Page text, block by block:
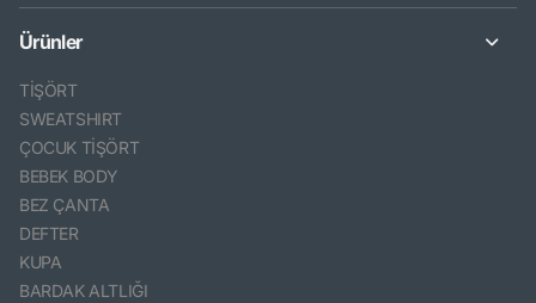
Ürünler
TİŞÖRT
SWEATSHIRT
ÇOCUK TİŞÖRT
BEBEK BODY
BEZ ÇANTA
DEFTER
KUPA
BARDAK ALTLIĞI